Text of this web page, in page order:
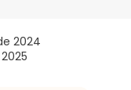
2024